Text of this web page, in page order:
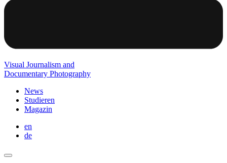
Visual Journalism and
Documentary Photography
News
Studieren
Magazin
en
de